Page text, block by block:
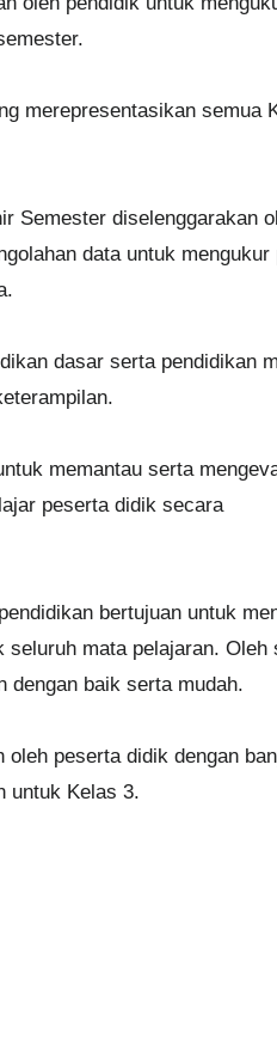
merepresentasikan semua
Semester diselenggarakan
data untuk mengukur
dasar serta pendidikan
memantau serta
peserta didik secara
bertujuan untuk
seluruh mata pelajaran. Oleh
dengan baik serta mudah.
peserta didik dengan
untuk Kelas 3.